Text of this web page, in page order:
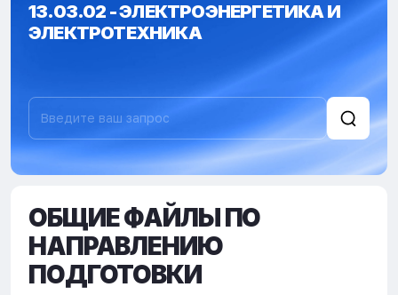
13.03.02 - ЭЛЕКТРОЭНЕРГЕТИКА И
ЭЛЕКТРОТЕХНИКА
ОБЩИЕ ФАЙЛЫ ПО
НАПРАВЛЕНИЮ
ПОДГОТОВКИ